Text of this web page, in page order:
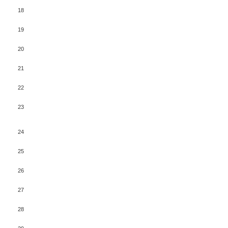
18
19
20
21
22
23
24
25
26
27
28